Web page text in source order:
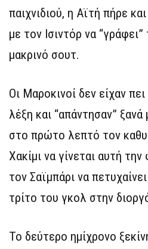
παιχνιδιού, η Αϊτή πήρε
με τον Ισιντόρ να
μακρινό σουτ.
Οι Μαροκινοί δεν είχαν
λέξη και “απάντησαν”
στο πρώτο λεπτό τον
Χακίμι να γίνεται αυτή
τον Σαϊμπάρι να
τρίτο του γκολ στην
Το δεύτερο ημίχρονο